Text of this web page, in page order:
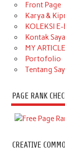
Front Page
Karya &
KOLEKSI
Kontak Saya
MY
Portofolio
Tentang
PAGE RANK
CREATIVE